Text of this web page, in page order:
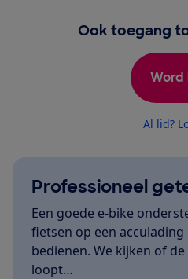
Ook toegang
Word
Al lid?
Professioneel
Een goede e-bike
fietsen op een
bedienen. We kijken of
loopt…